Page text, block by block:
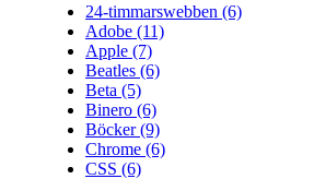
24-timmarswebben (6)
Adobe (11)
Apple (7)
Beatles (6)
Beta (5)
Binero (6)
Böcker(9)
Chrome (6)
CSS (6)